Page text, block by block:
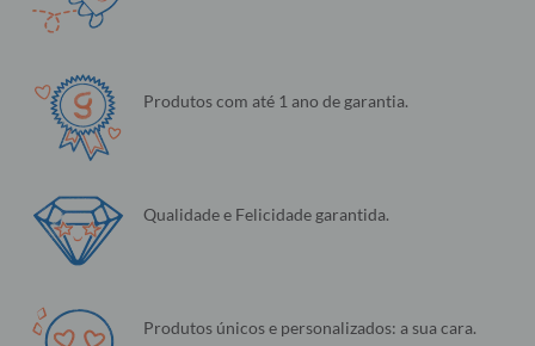
Produtos com até 1 ano de garantia.
Qualidade e Felicidade garantida.
Produtos únicos e personalizados: a sua cara.